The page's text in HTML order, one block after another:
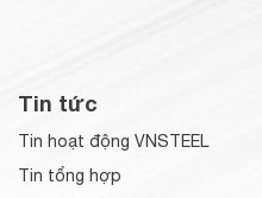
Tin tức
Tin hoạt động VNSTEEL
Tin tổng hợp